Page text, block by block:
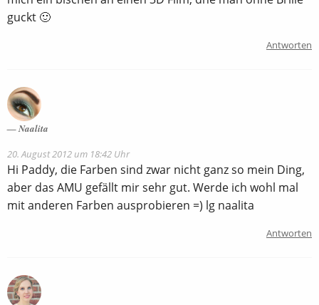
guckt 🙂
Antworten
Naalita
20. August 2012 um 18:42 Uhr
Hi Paddy, die Farben sind zwar nicht ganz so mein Ding,
aber das AMU gefällt mir sehr gut. Werde ich wohl mal
mit anderen Farben ausprobieren =) lg naalita
Antworten